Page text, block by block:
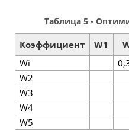
Таблица 5 -
Коэффициент W1
Wi
W2
W3
W4
W5